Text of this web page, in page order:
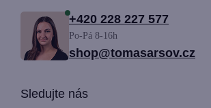
+420 228 227 577
Po-Pá 8-16h
shop@tomasarsov.cz
Sledujte nás